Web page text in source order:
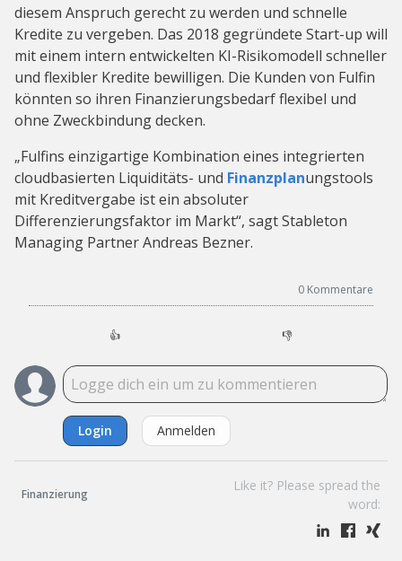
diesem Anspruch gerecht zu werden und schnelle
Kredite zu vergeben. Das 2018 gegründete Start-up will
mit einem intern entwickelten KI-Risikomodell schneller
und flexibler Kredite bewilligen. Die Kunden von Fulfin
könnten so ihren Finanzierungsbedarf flexibel und
ohne Zweckbindung decken.
„Fulfins einzigartige Kombination eines integrierten
cloudbasierten Liquiditäts- und Finanzplanungstools
mit Kreditvergabe ist ein absoluter
Differenzierungsfaktor im Markt“, sagt Stableton
Managing Partner Andreas Bezner.
0 Kommentare
👍 👎
Login Anmelden
Finanzierung
Like it? Please spread the
word: